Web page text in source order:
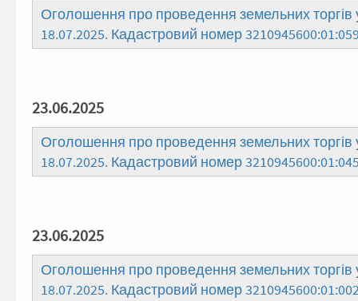
Оголошення про проведення земельних
18.07.2025. Кадастровий номер
23.06.2025
Оголошення про проведення земельних
18.07.2025. Кадастровий номер
23.06.2025
Оголошення про проведення земельних
18.07.2025. Кадастровий номер